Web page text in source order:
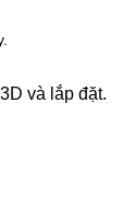
và lắp đặt.